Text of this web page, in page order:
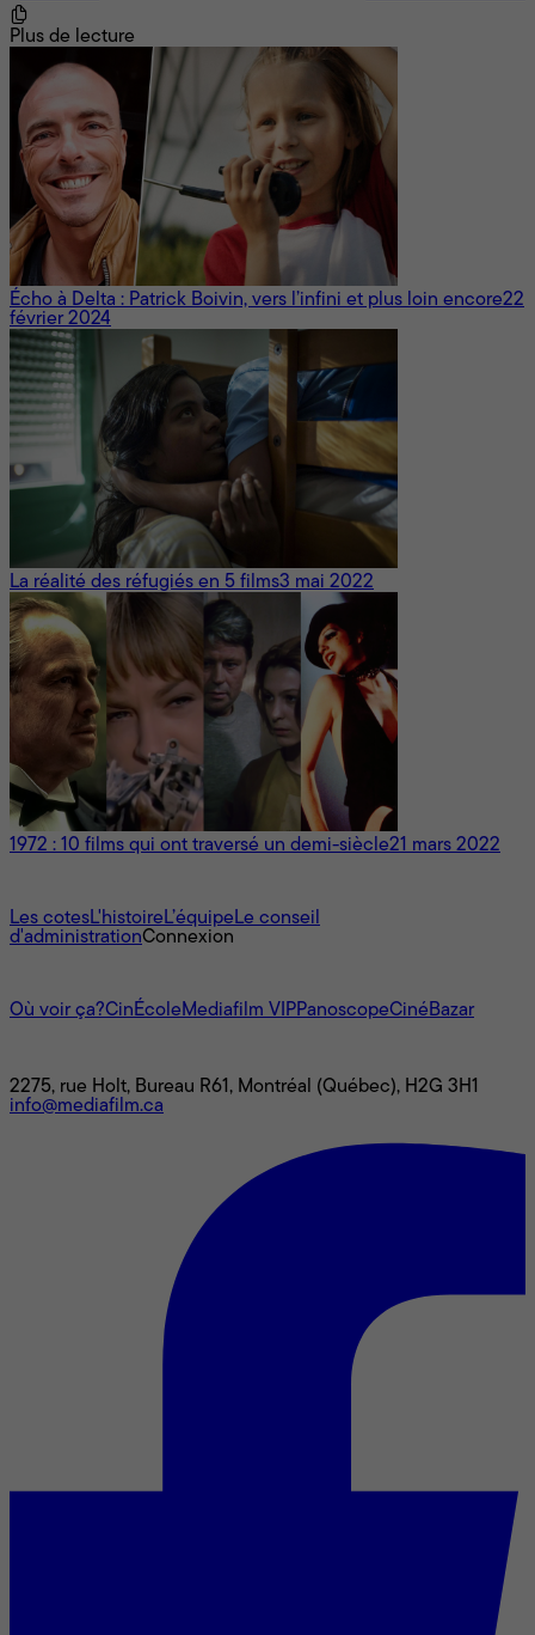
Plus de lecture
Écho à Delta : Patrick Boivin, vers l’infini et plus loin encore22
février 2024
La réalité des réfugiés en 5 films3 mai 2022
1972 : 10 films qui ont traversé un demi-siècle21 mars 2022
Les cotesL'histoireL’équipeLe conseil
d'administrationConnexion
Où voir ça?CinÉcoleMediafilm VIPPanoscopeCinéBazar
2275, rue Holt, Bureau R61, Montréal (Québec), H2G 3H1
info@mediafilm.ca